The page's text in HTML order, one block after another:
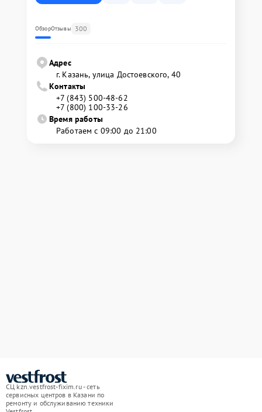
ОбзорОтзывы 300
Адрес
г. Казань, улица Достоевского, 40
Контакты
+7 (843) 500-48-62
+7 (800) 100-33-26
Время работы
Работаем с 09:00 до 21:00
СЦ kzn.vestfrost-fixim.ru - сеть
сервисных центров в Казани по
ремонту и обслуживанию техники